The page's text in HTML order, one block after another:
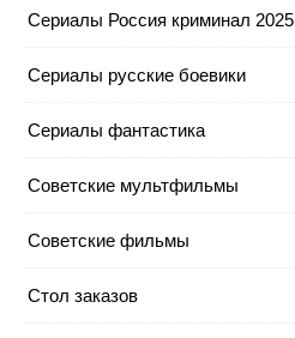
Сериалы Россия криминал 2025
Сериалы русские боевики
Сериалы фантастика
Советские мультфильмы
Советские фильмы
Стол заказов